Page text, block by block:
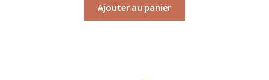
Ajouter au panier